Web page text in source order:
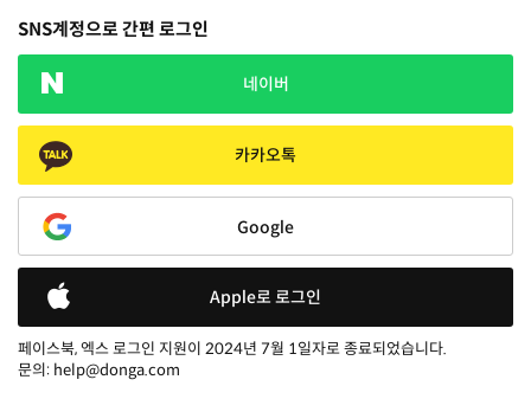
SNS계정으로 간편 로그인
네이버
카카오톡
Google
Apple로 로그인
페이스북, 엑스 로그인 지원이 2024년 7월 1일자로 종료되었습니다.
문의: help@donga.com